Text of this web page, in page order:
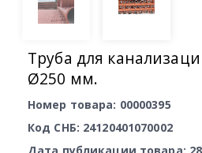
Труба для
Ø250 мм.
Номер товара: 00000395
Код СНБ: 24120401070002